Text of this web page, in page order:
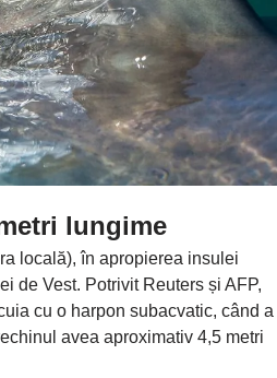
lungime
locală), în apropierea insulei
de Vest. Potrivit Reuters și AFP,
cu o harpon subacvatic, când a
avea aproximativ 4,5 metri